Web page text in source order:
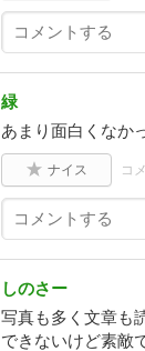
緑
あまり面白くなか
ナイス コ
しのさー
写真も多く文章も
できないけど素敵